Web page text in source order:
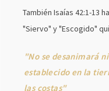
También Isaías 42:1-13
"Siervo" y "Escogido"
"No se desanimará
establecido en la
las costas"